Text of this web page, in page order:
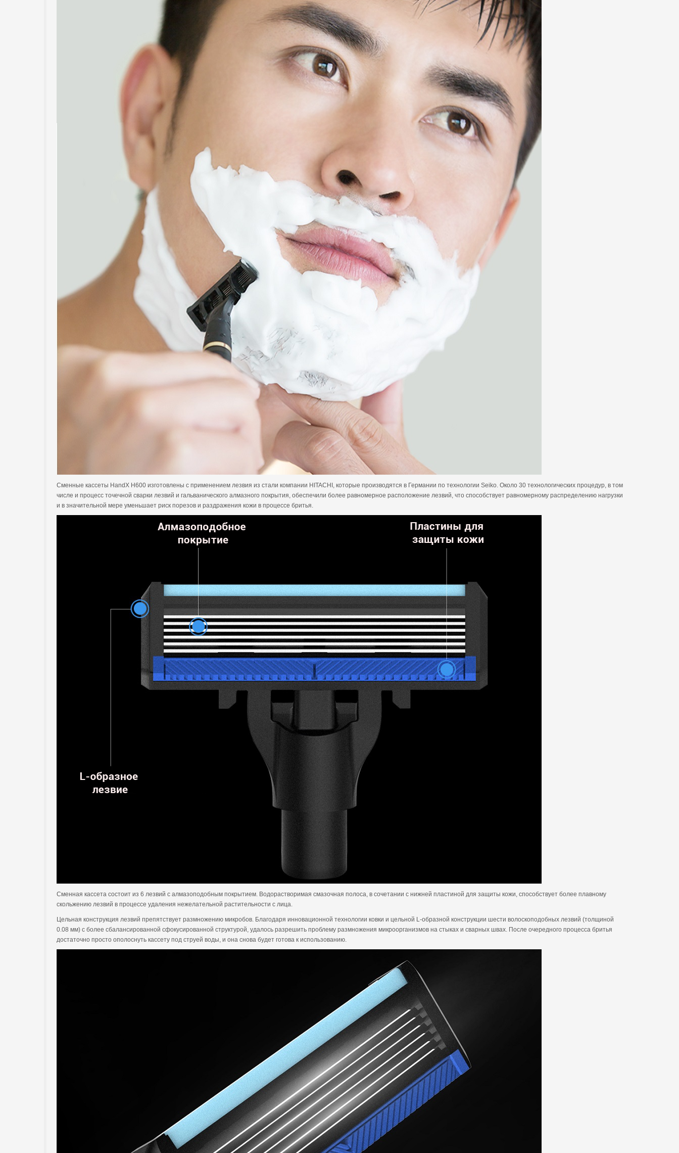
Сменные кассеты HandX H600 изготовлены с применением лезвия из стали компании HITACHI, которые производятся в Германии по технологии Seiko. Около 30 технологических процедур, в том
числе и процесс точечной сварки лезвий и гальванического алмазного покрытия, обеспечили более равномерное расположение лезвий, что способствует равномерному распределению нагрузки
и в значительной мере уменьшает риск порезов и раздражения кожи в процессе бритья.
Сменная кассета состоит из 6 лезвий с алмазоподобным покрытием. Водорастворимая смазочная полоса, в сочетании с нижней пластиной для защиты кожи, способствует более плавному
скольжению лезвий в процессе удаления нежелательной растительности с лица.
Цельная конструкция лезвий препятствует размножению микробов. Благодаря инновационной технологии ковки и цельной L-образной конструкции шести волоскоподобных лезвий (толщиной
0.08 мм) с более сбалансированной сфокусированной структурой, удалось разрешить проблему размножения микроорганизмов на стыках и сварных швах. После очередного процесса бритья
достаточно просто ополоснуть кассету под струей воды, и она снова будет готова к использованию.